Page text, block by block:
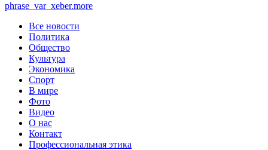
phrase_var_xeber.more
Все новости
Политика
Общество
Культура
Экономика
Спорт
В мире
Фото
Видео
О нас
Контакт
Профессиональная этика